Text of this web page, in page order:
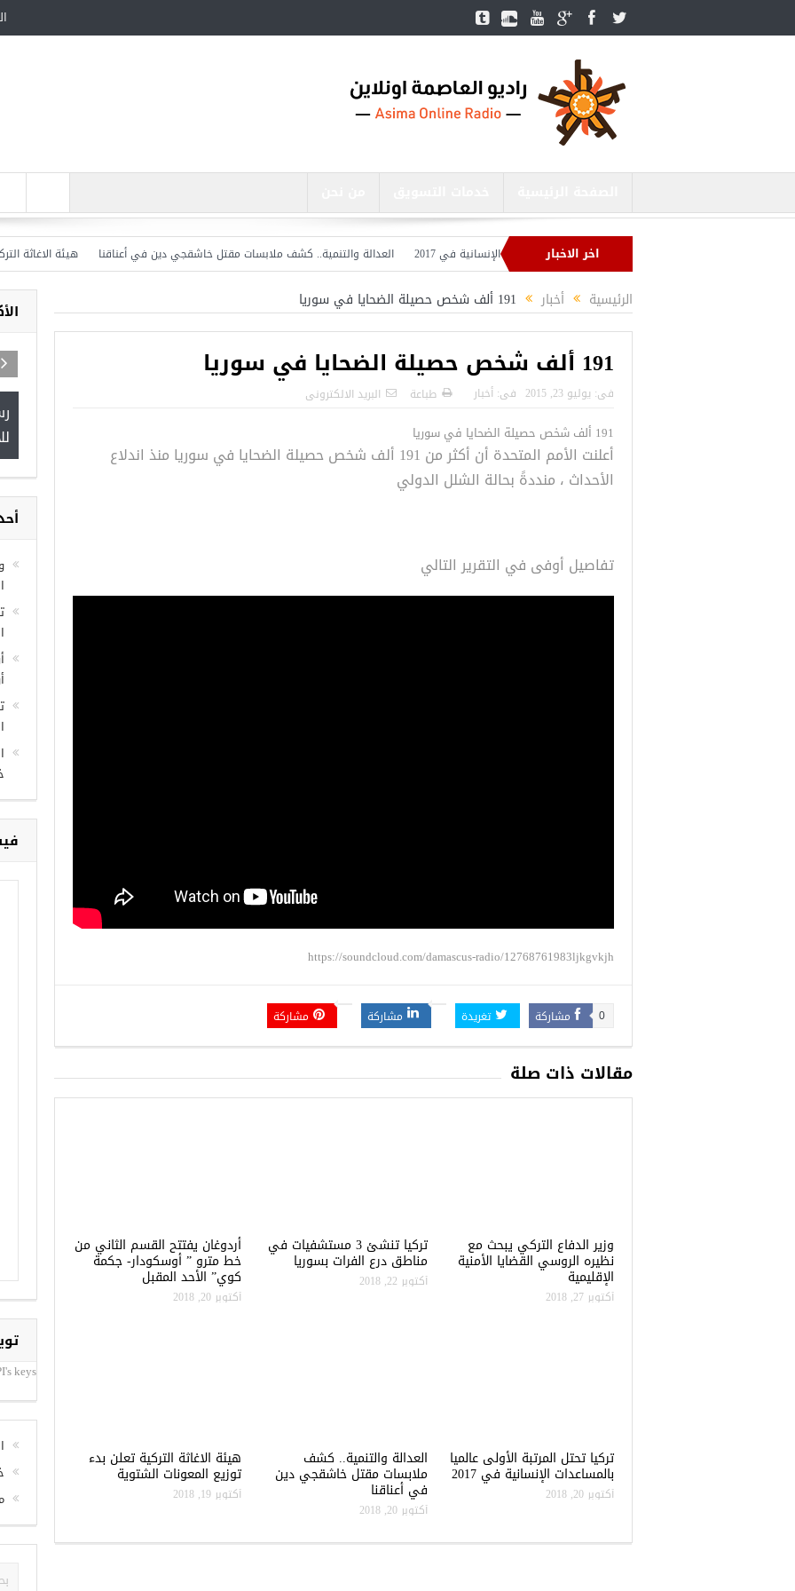
اخر الاخبار
تركيا تحتل المرتبة الأولى عالميا بالمساعدات الإنسانية في 2017 العدالة والتنمية.. كشف ملابسات مقتل خاشقجي دين في أعناقنا هيئة الاغاثة التركية
الرئيسية أخبار 191 ألف شخص حصيلة الضحايا في سوريا
191 ألف شخص حصيلة الضحايا في سوريا
فى: يوليو 23, 2015 فى: أخبار طباعة البريد الالكترونى
191 ألف شخص حصيلة الضحايا في سوريا
أعلنت الأمم المتحدة أن أكثر من 191 ألف شخص حصيلة الضحايا في سوريا منذ اندلاع
الأحداث ، منددةً بحالة الشلل الدولي
تفاصيل أوفى في التقرير التالي
https://soundcloud.com/damascus-radio/12768761983ljkgvkjh
مشاركة 0 تغريدة مشاركة مشاركة
مقالات ذات صلة
وزير الدفاع التركي يبحث مع
نظيره الروسي القضايا الأمنية
الإقليمية
أكتوبر 27, 2018
تركيا تنشئ 3 مستشفيات في
مناطق درع الفرات بسوريا
أكتوبر 22, 2018
أردوغان يفتتح القسم الثاني من
خط مترو ” أوسكودار- جكمة
كوي” الأحد المقبل
أكتوبر 20, 2018
تركيا تحتل المرتبة الأولى عالميا
بالمساعدات الإنسانية في 2017
أكتوبر 20, 2018
العدالة والتنمية.. كشف
ملابسات مقتل خاشقجي دين
في أعناقنا
أكتوبر 20, 2018
هيئة الاغاثة التركية تعلن بدء
توزيع المعونات الشتوية
أكتوبر 19, 2018
طبية، ومعالجة مجانية
keys